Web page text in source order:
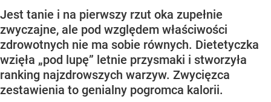
Jest tanie i na pierwszy rzut oka zupełnie
zwyczajne, ale pod względem właściwości
zdrowotnych nie ma sobie równych. Dietetyczka
wzięła „pod lupę” letnie przysmaki i stworzyła
ranking najzdrowszych warzyw. Zwycięzca
zestawienia to genialny pogromca kalorii.